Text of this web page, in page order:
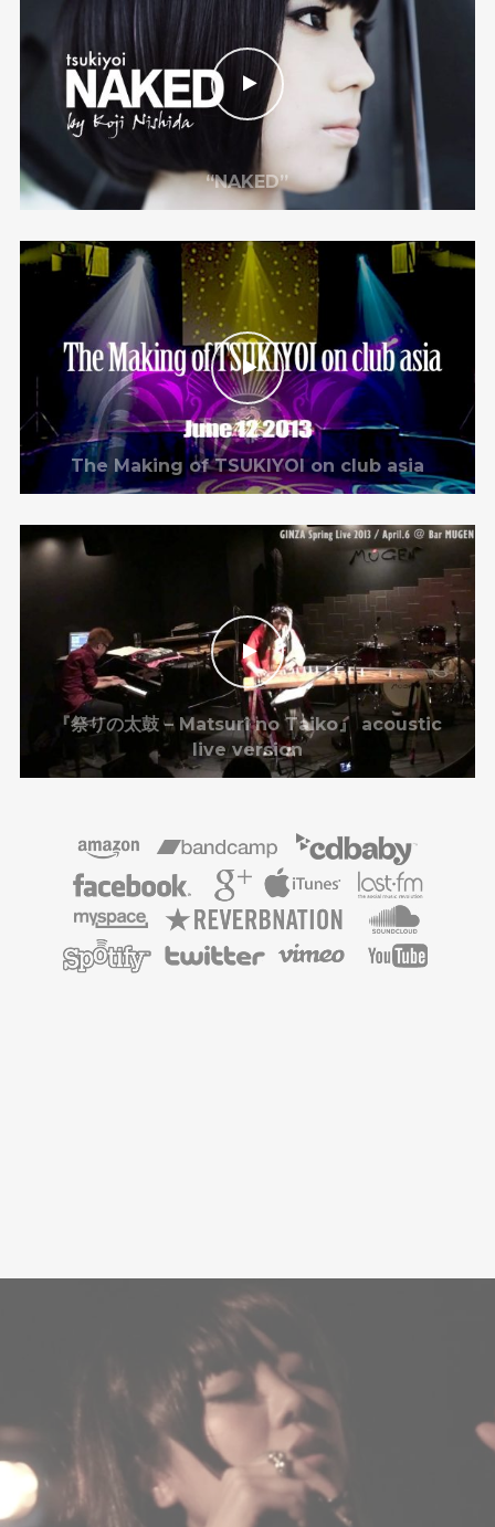
“NAKED”
The Making of TSUKIYOI on club asia
『祭りの太鼓 – Matsuri no Taiko』 acoustic
live version